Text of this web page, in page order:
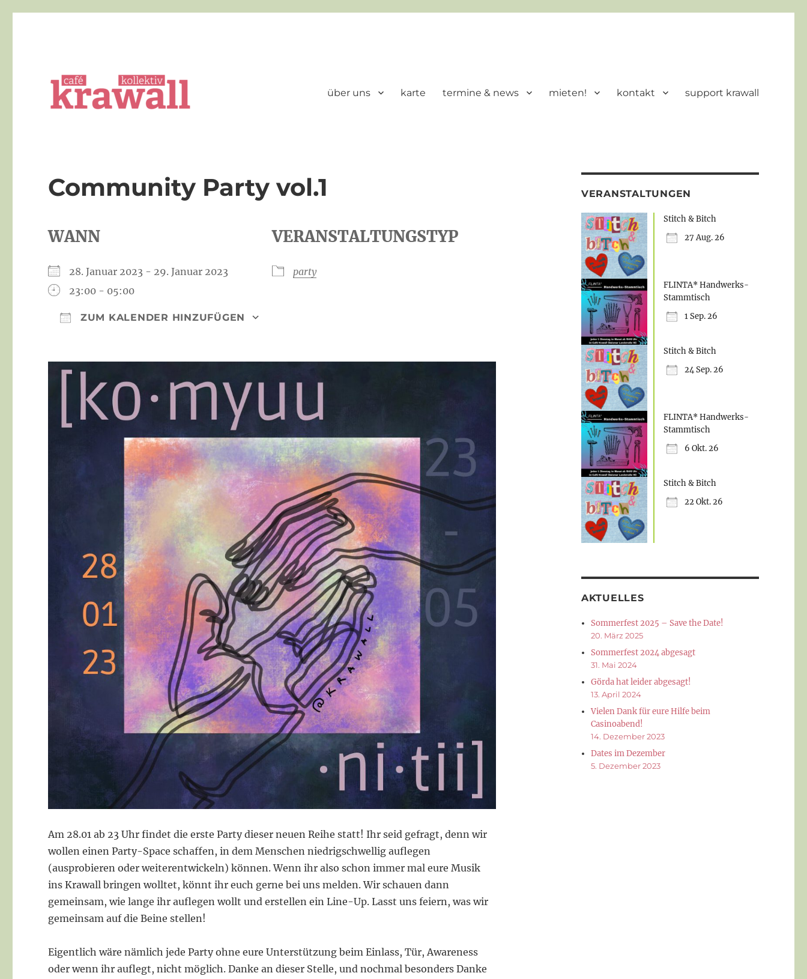
über uns karte termine & news mieten! kontakt support krawall
Community Party vol.1
WANN
28. Januar 2023 - 29. Januar 2023
23:00 - 05:00
ZUM KALENDER HINZUFÜGEN
VERANSTALTUNGSTYP
party
Am 28.01 ab 23 Uhr findet die erste Party dieser neuen Reihe statt! Ihr seid gefragt, denn wir
wollen einen Party-Space schaffen, in dem Menschen niedrigschwellig auflegen
(ausprobieren oder weiterentwickeln) können. Wenn ihr also schon immer mal eure Musik
ins Krawall bringen wolltet, könnt ihr euch gerne bei uns melden. Wir schauen dann
gemeinsam, wie lange ihr auflegen wollt und erstellen ein Line-Up. Lasst uns feiern, was wir
gemeinsam auf die Beine stellen!
Eigentlich wäre nämlich jede Party ohne eure Unterstützung beim Einlass, Tür, Awareness
oder wenn ihr auflegt, nicht möglich. Danke an dieser Stelle, und nochmal besonders Danke
VERANSTALTUNGEN
Stitch & Bitch
27 Aug. 26
FLINTA* Handwerks-
Stammtisch
1 Sep. 26
Stitch & Bitch
24 Sep. 26
FLINTA* Handwerks-
Stammtisch
6 Okt. 26
Stitch & Bitch
22 Okt. 26
AKTUELLES
Sommerfest 2025 – Save the Date!
20. März 2025
Sommerfest 2024 abgesagt
31. Mai 2024
Görda hat leider abgesagt!
13. April 2024
Vielen Dank für eure Hilfe beim
Casinoabend!
14. Dezember 2023
Dates im Dezember
5. Dezember 2023